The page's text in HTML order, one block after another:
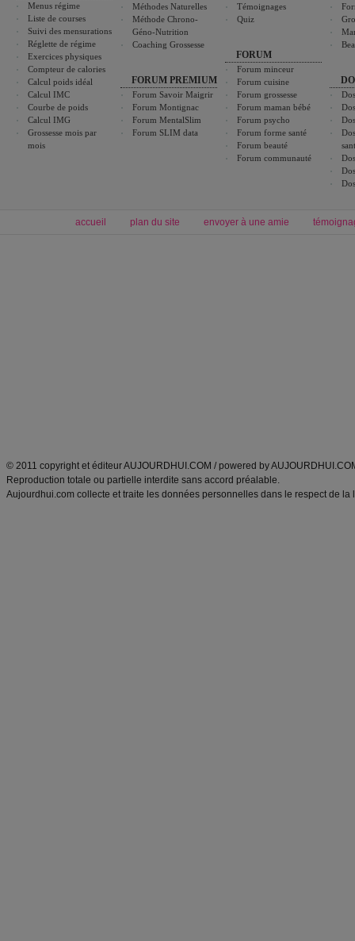
Menus régime
Liste de courses
Suivi des mensurations
Réglette de régime
Exercices physiques
Compteur de calories
Calcul poids idéal
Calcul IMC
Courbe de poids
Calcul IMG
Grossesse mois par
mois
Méthodes Naturelles
Méthode Chrono-
Géno-Nutrition
Coaching Grossesse
FORUM PREMIUM
Forum Savoir Maigrir
Forum Montignac
Forum MentalSlim
Forum SLIM data
Témoignages
Quiz
FORUM
Forum minceur
Forum cuisine
Forum grossesse
Forum maman bébé
Forum psycho
Forum forme santé
Forum beauté
Forum communauté
accueil plan du site envoyer à une amie
© 2011 copyright et éditeur AUJOURDHUI.COM / powered by
Reproduction totale ou partielle interdite sans accord préalable.
Aujourdhui.com collecte et traite les données personnelles dans le respect de